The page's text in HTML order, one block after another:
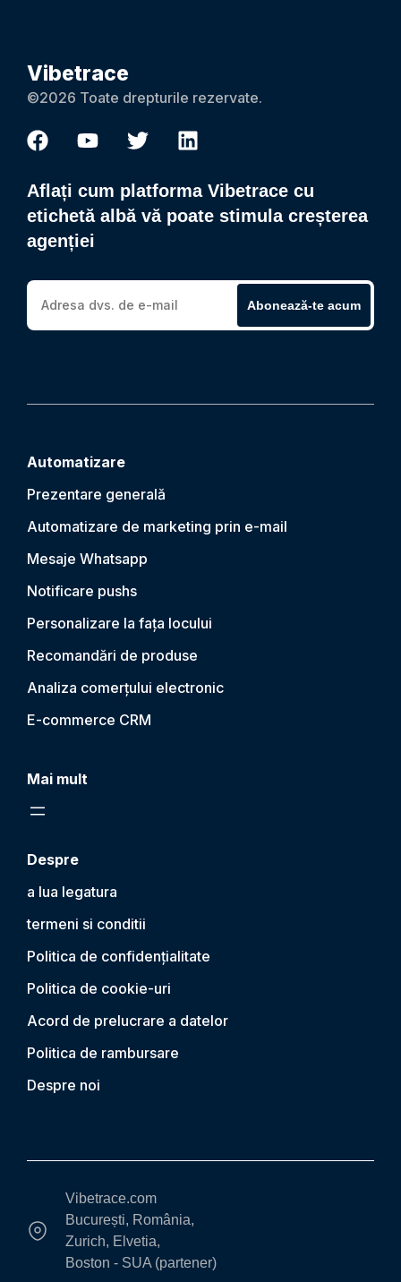
Vibetrace
©2026 Toate drepturile rezervate.
Aflați cum platforma Vibetrace cu
etichetă albă vă poate stimula creșterea
agenției
Abonează-te acum
Automatizare
Prezentare generală
Automatizare de marketing prin e-mail
Mesaje Whatsapp
Notificare pushs
Personalizare la fața locului
Recomandări de produse
Analiza comerțului electronic
E-commerce CRM
Mai mult
Despre
a lua legatura
termeni si conditii
Politica de confidențialitate
Politica de cookie-uri
Acord de prelucrare a datelor
Politica de rambursare
Despre noi
Vibetrace.com
București, România,
Zurich, Elvetia,
Boston - SUA (partener)